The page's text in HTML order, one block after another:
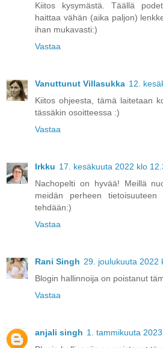
Kiitos kysymästä. Täällä
haittaa vähän (aika paljon)
ihan mukavasti:)
Vastaa
Vanuttunut Villasukka 12.
Kiitos ohjeesta, tämä laitetaan
tässäkin osoitteessa :)
Vastaa
Irkku 17. kesäkuuta 2022 klo
Nachopelti on hyvää! Meillä
meidän perheen
tehdään:)
Vastaa
Rani Singh 29. joulukuuta 2022
Blogin hallinnoija on poistanut
Vastaa
anjali singh 1. tammikuuta